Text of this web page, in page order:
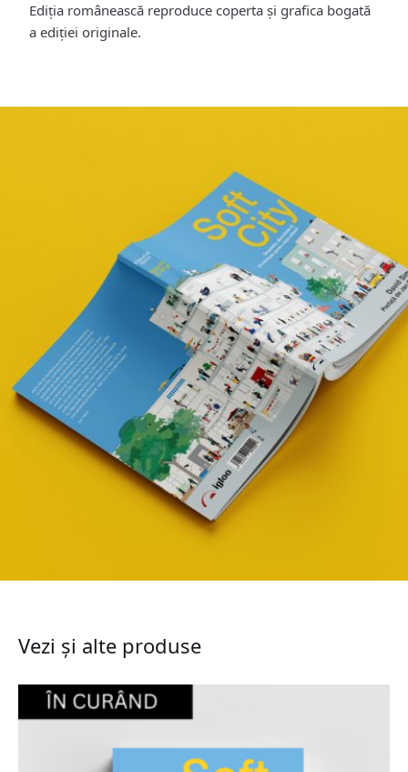
Ediția românească reproduce coperta și grafica bogată
a ediției originale.
Vezi și alte produse